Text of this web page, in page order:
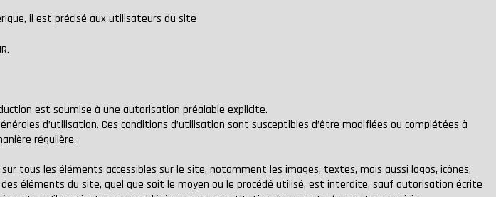
il est précisé aux utilisateurs du site
est soumise à une autorisation préalable explicite.
d’utilisation. Ces conditions d’utilisation sont susceptibles d’être modifiées ou complétées à
régulière.
tous les éléments accessibles sur le site, notamment les images, textes, mais aussi logos, icônes,
éléments du site, quel que soit le moyen ou le procédé utilisé, est interdite, sauf autorisation écrite